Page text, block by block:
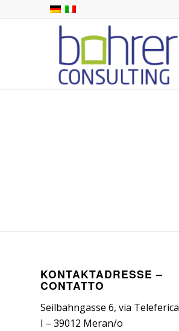
KONTAKTADRESSE –
CONTATTO
Seilbahngasse 6, via Teleferica
I – 39012 Meran/o